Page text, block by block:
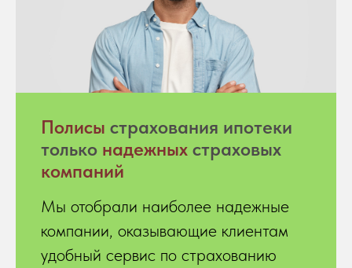
Полисы страхования ипотеки
только надежных страховых
компаний
Мы отобрали наиболее надежные
компании, оказывающие клиентам
удобный сервис по страхованию